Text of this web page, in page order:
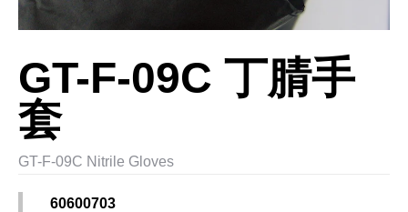
GT-F-09C 丁腈手
套
GT-F-09C Nitrile Gloves
60600703